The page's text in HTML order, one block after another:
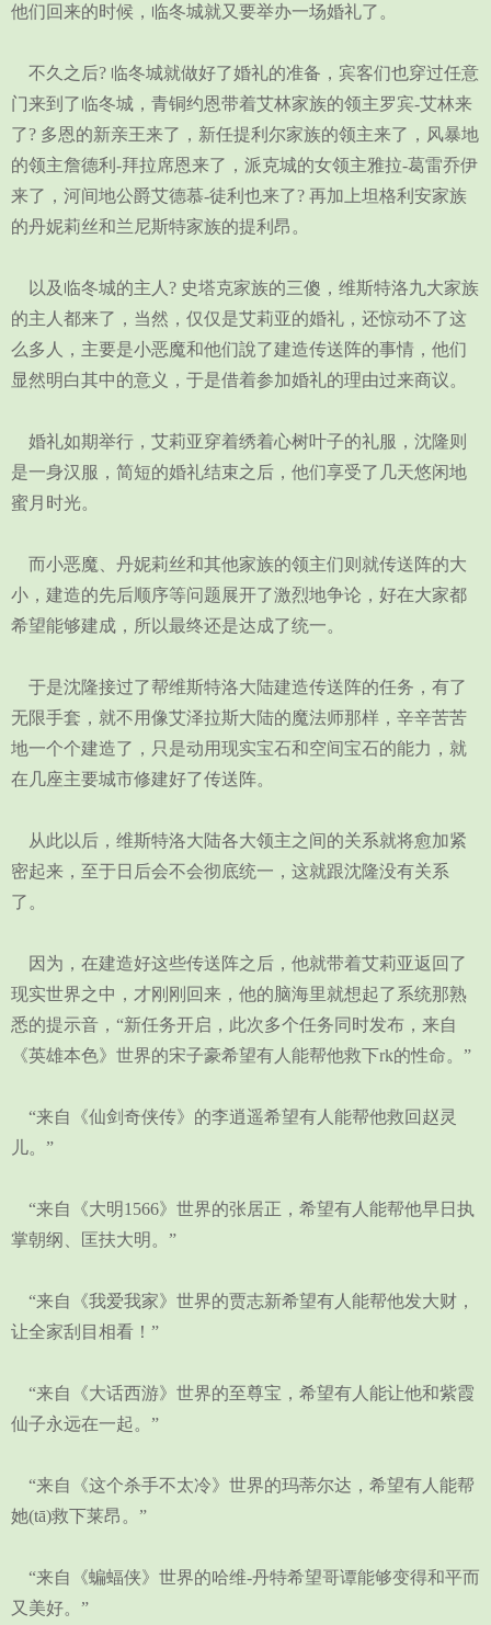
他们回来的时候，临冬城就又要举办一场婚礼了。
不久之后? 临冬城就做好了婚礼的准备，宾客们也穿过任意
门来到了临冬城，青铜约恩带着艾林家族的领主罗宾-艾林来
了? 多恩的新亲王来了，新任提利尔家族的领主来了，风暴地
的领主詹德利-拜拉席恩来了，派克城的女领主雅拉-葛雷乔伊
来了，河间地公爵艾德慕-徒利也来了? 再加上坦格利安家族
的丹妮莉丝和兰尼斯特家族的提利昂。
以及临冬城的主人? 史塔克家族的三傻，维斯特洛九大家族
的主人都来了，当然，仅仅是艾莉亚的婚礼，还惊动不了这
么多人，主要是小恶魔和他们說了建造传送阵的事情，他们
显然明白其中的意义，于是借着参加婚礼的理由过来商议。
婚礼如期举行，艾莉亚穿着绣着心树叶子的礼服，沈隆则
是一身汉服，简短的婚礼结束之后，他们享受了几天悠闲地
蜜月时光。
而小恶魔、丹妮莉丝和其他家族的领主们则就传送阵的大
小，建造的先后顺序等问题展开了激烈地争论，好在大家都
希望能够建成，所以最终还是达成了统一。
于是沈隆接过了帮维斯特洛大陆建造传送阵的任务，有了
无限手套，就不用像艾泽拉斯大陆的魔法师那样，辛辛苦苦
地一个个建造了，只是动用现实宝石和空间宝石的能力，就
在几座主要城市修建好了传送阵。
从此以后，维斯特洛大陆各大领主之间的关系就将愈加紧
密起来，至于日后会不会彻底统一，这就跟沈隆没有关系
了。
因为，在建造好这些传送阵之后，他就带着艾莉亚返回了
现实世界之中，才刚刚回来，他的脑海里就想起了系统那熟
悉的提示音，“新任务开启，此次多个任务同时发布，来自
《英雄本色》世界的宋子豪希望有人能帮他救下rk的性命。”
“来自《仙剑奇侠传》的李逍遥希望有人能帮他救回赵灵
儿。”
“来自《大明1566》世界的张居正，希望有人能帮他早日执
掌朝纲、匡扶大明。”
“来自《我爱我家》世界的贾志新希望有人能帮他发大财，
让全家刮目相看！”
“来自《大话西游》世界的至尊宝，希望有人能让他和紫霞
仙子永远在一起。”
“来自《这个杀手不太冷》世界的玛蒂尔达，希望有人能帮
她(tā)救下莱昂。”
“来自《蝙蝠侠》世界的哈维-丹特希望哥谭能够变得和平而
又美好。”